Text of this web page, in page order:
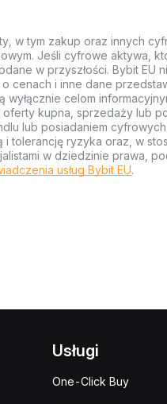
w tym zakup oraz innych
Jeśli cyfrowe aktywa,
w przyszłości. Bybit
cenach i inne dane
wyłącznie celom
kupna, sprzedaży lub
lub posiadaniem
i tolerancję ryzyka oraz, w
w dziedzinie prawa,
usług Bybit EU.
Usługi
One-Click Buy